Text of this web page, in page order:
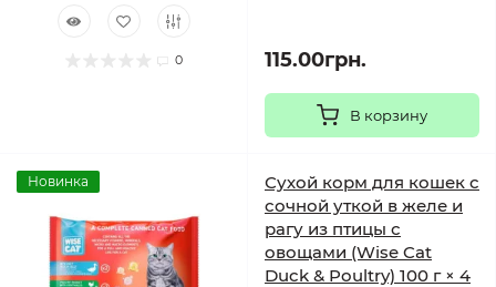
0 115.00грн.
В корзину
Новинка
Сухой корм для кошек с
сочной уткой в желе и
рагу из птицы с
овощами (Wise Cat
Duck & Poultry) 100 г × 4